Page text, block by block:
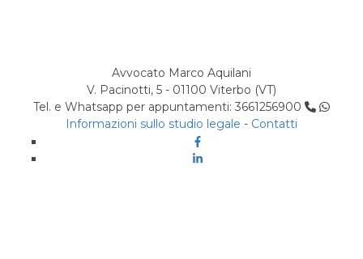
Avvocato Marco Aquilani
V. Pacinotti, 5 - 01100 Viterbo (VT)
Tel. e Whatsapp per appuntamenti: 3661256900
Informazioni sullo studio legale - Contatti
Facebook
Linkedin